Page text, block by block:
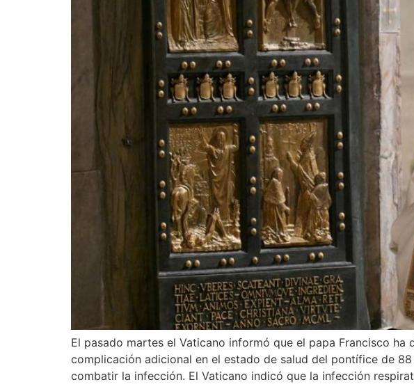
El pasado martes el Vaticano informó que el papa Francisco
complicación adicional en el estado de salud del pontífice de
combatir la infección. El Vaticano indicó que la infección